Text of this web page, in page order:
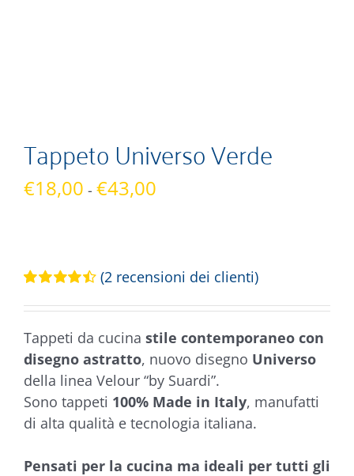
Tappeto Universo Verde
€18,00 - €43,00
€18,00
€43,00
4.50su 5 su
recensioni
(2recensioni dei clienti)
Tappeti da cucina stile contemporaneo con
disegno astratto, nuovo disegno Universo
della linea Velour “by Suardi”.
Sono tappeti 100% Made in Italy, manufatti
di alta qualità e tecnologia italiana.
Pensati per la cucina ma ideali per tutti gli